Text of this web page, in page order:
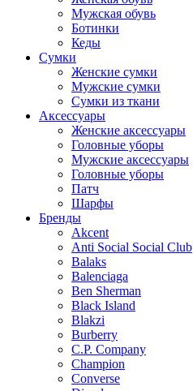
Мужская обувь
Ботинки
Кеды
Сумки
Женские сумки
Мужские сумки
Сумки из ткани
Аксессуары
Женские аксессуары
Головные уборы
Мужские аксессуары
Головные уборы
Патч
Шарфы
Бренды
Akcent
Anti Social Social Club
Balaks
Balenciaga
Ben Sherman
Black Island
Blakzi
Burberry
C.P. Company
Champion
Converse